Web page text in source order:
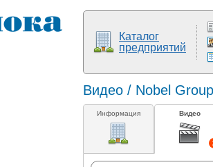
Каталог
предприятий
Видео / Nobel
Информация Видео